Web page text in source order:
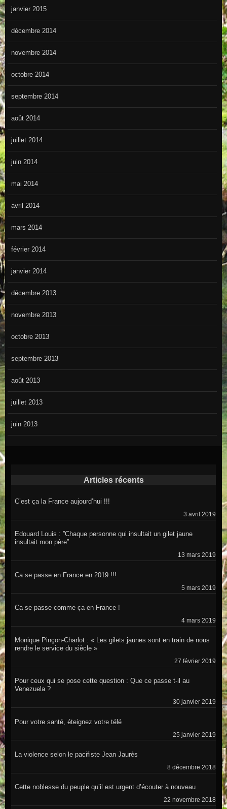
janvier 2015
décembre 2014
novembre 2014
octobre 2014
septembre 2014
août 2014
juillet 2014
juin 2014
mai 2014
avril 2014
mars 2014
février 2014
janvier 2014
décembre 2013
novembre 2013
octobre 2013
septembre 2013
août 2013
juillet 2013
juin 2013
Articles récents
C’est ça la France aujourd’hui !!!
3 avril 2019
Edouard Louis : ”Chaque personne qui insultait un gilet jaune
insultait mon père”
13 mars 2019
Ca se passe en France en 2019 !!!
5 mars 2019
Ca se passe comme ça en France !
4 mars 2019
Monique Pinçon-Charlot : « Les gilets jaunes sont en train de nous
rendre le service du siècle »
27 février 2019
Pour ceux qui se pose cette question : Que ce passe t-il au
Venezuela ?
30 janvier 2019
Pour votre santé, éteignez votre télé
25 janvier 2019
La violence selon le pacifiste Jean Jaurès
8 décembre 2018
Cette noblesse du peuple qu’il est urgent d’écouter à nouveau
22 novembre 2018